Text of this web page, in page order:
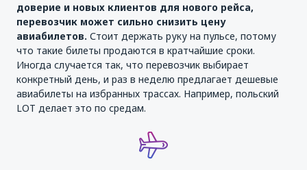
доверие и новых клиентов для нового рейса,
перевозчик может сильно снизить цену
авиабилетов. Стоит держать руку на пульсе, потому
что такие билеты продаются в кратчайшие сроки.
Иногда случается так, что перевозчик выбирает
конкретный день, и раз в неделю предлагает дешевые
авиабилеты на избранных трассах. Например, польский
LOT делает это по средам.